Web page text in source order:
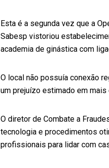
Esta é a segunda vez que a
Sabesp vistoriou
academia de ginástica com
O local não possuía conexão
um prejuízo estimado em
O diretor de Combate a
tecnologia e procedimentos
profissionais para lidar com